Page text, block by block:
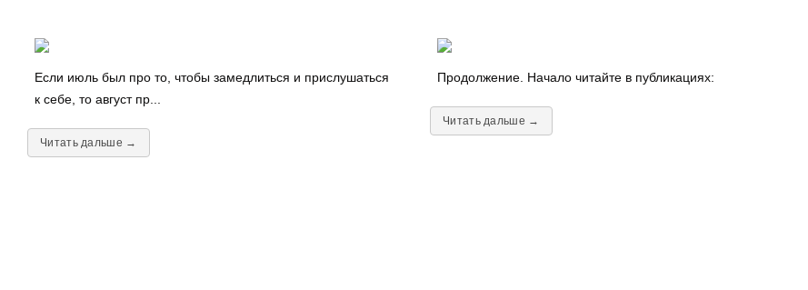
Если июль был про то, чтобы замедлиться и прислушаться
к себе, то август пр...
Читать дальше →
Продолжение. Начало читайте в публикациях:
Читать дальше →